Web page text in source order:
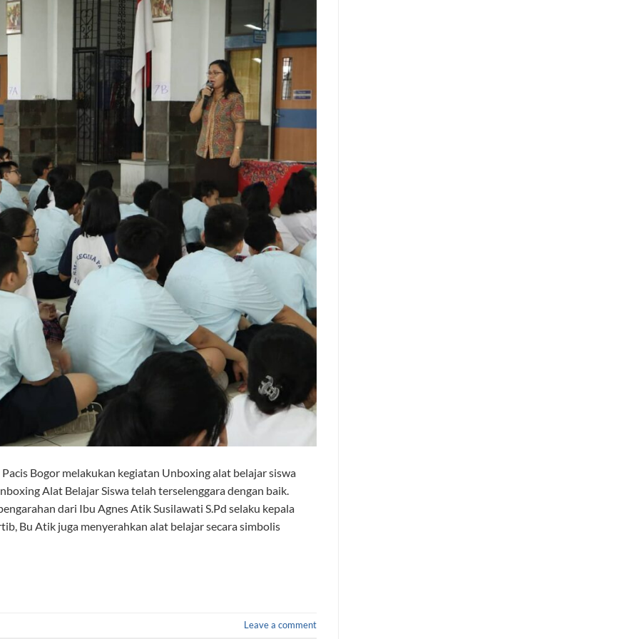
Bogor melakukan kegiatan Unboxing alat belajar siswa
Alat Belajar Siswa telah terselenggara dengan baik.
dari Ibu Agnes Atik Susilawati S.Pd selaku kepala
Bu Atik juga menyerahkan alat belajar secara simbolis
Leave a comment